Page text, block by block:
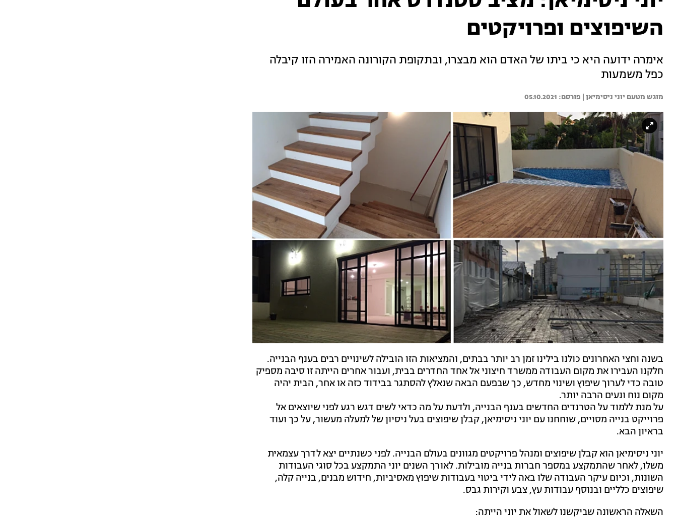
השיפוצים ופרויקטים
אימרה ידועה היא כי ביתו של האדם הוא מבצרו, ובתקופת הקורונה האמירה הזו קיבלה
כפל משמעות
מוגש מטעם יוני ניסימיאן | 05.10.2021
בשנה וחצי האחרונים כולנו בילינו זמן רב יותר בבתים, והמציאות הזו הובילה לשינויים רבים בענף הבנייה.
חלקנו העבירו את מקום העבודה ממשרד חיצוני אל אחד החדרים בבית, ועבור אחרים הייתה זו סיבה מספיק
טובה כדי לערוך שיפוץ ושינוי מחדש, כך שבפעם הבאה שנאלץ להסתגר בבידוד כזה או אחר, הבית יהיה
מקום נוח ונעים הרבה יותר.
על מנת ללמוד על הטרנדים החדשים בענף הבנייה, ולדעת על מה כדאי לשים דגש רגע לפני שיוצאים אל
פרוייקט בנייה מסויים, שוחחנו עם יוני ניסימיאן, קבלן שיפוצים בעל ניסיון של למעלה מעשור, על כך ועוד
בראיון הבא.
יוני ניסימיאן הוא קבלן שיפוצים ומנהל פרויקטים מגוונים בעולם הבנייה. לפני כשנתיים יצא לדרך עצמאית
משלו, לאחר שהתמקצע במספר חברות בנייה מובילות. לאורך השנים יוני התמקצע בכל סוגי העבודות
השונות, וכיום עיקר העבודה שלו באה לידי ביטוי בעבודות שיפוץ מאסיביות, חידוש מבנים, בנייה קלה,
שיפוצים כלליים ובנוסף עבודות עץ, צבע וקירות גבס.
השאלה הראשונה שביקשנו לשאול את יוני הייתה: